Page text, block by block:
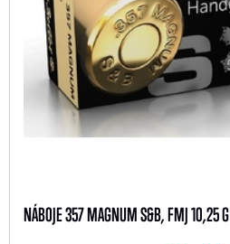
NÁBOJE 357 MAGNUM S&B, FMJ 10,25 G